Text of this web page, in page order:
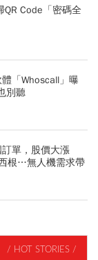
Code「密碼全
「Whoscall」曝
別聽
單，股價大漲
根…無人機需求帶
/ HOT STORIES /